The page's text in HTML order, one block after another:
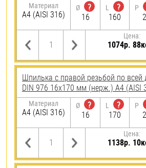
Материал
A4 (AISI 316)
Ø
?
16
L
?
160
P
2
Цена:
1074р.
Шпилька с правой резьбой по всей
DIN 976 16х170 мм (нерж.) A4 (AISI
Материал
A4 (AISI 316)
Ø
?
16
L
?
170
P
2
Цена:
1138р.